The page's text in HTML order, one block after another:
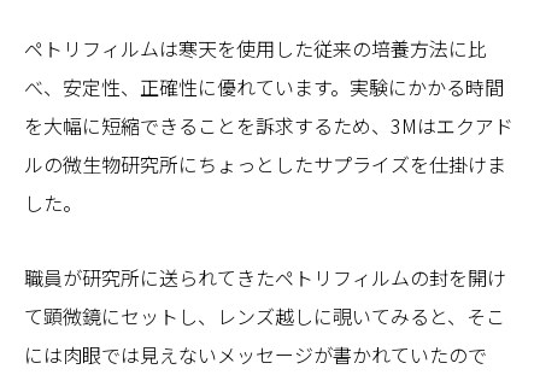
ペトリフィルムは寒天を使用した従来の培養方法に比
べ、安定性、正確性に優れています。実験にかかる時間
を大幅に短縮できることを訴求するため、3Mはエクアド
ルの微生物研究所にちょっとしたサプライズを仕掛けま
した。
職員が研究所に送られてきたペトリフィルムの封を開け
て顕微鏡にセットし、レンズ越しに覗いてみると、そこ
には肉眼では見えないメッセージが書かれていたので